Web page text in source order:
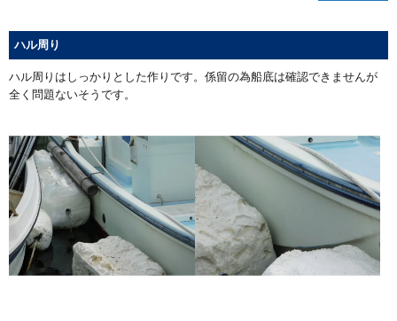
ハル周り
ハル周りはしっかりとした作りです。係留の為船底は確認できませんが
全く問題ないそうです。